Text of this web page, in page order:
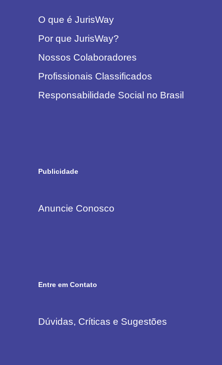
O que é JurisWay
Por que JurisWay?
Nossos Colaboradores
Profissionais Classificados
Responsabilidade Social no Brasil
Publicidade
Anuncie Conosco
Entre em Contato
Dúvidas, Críticas e Sugestões